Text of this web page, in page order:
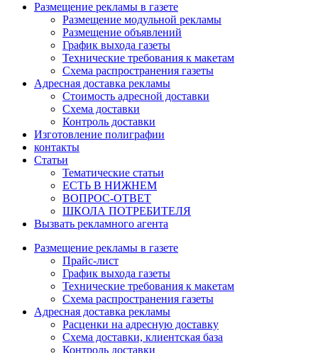
Размещение рекламы в газете
Размещение модульной рекламы
Размещение объявлений
График выхода газеты
Технические требования к макетам
Схема распространения газеты
Адресная доставка рекламы
Стоимость адресной доставки
Схема доставки
Контроль доставки
Изготовление полиграфии
контакты
Статьи
Тематические статьи
ЕСТЬ В НИЖНЕМ
ВОПРОС-ОТВЕТ
ШКОЛА ПОТРЕБИТЕЛЯ
Вызвать рекламного агента
Размещение рекламы в газете
Прайс-лист
График выхода газеты
Технические требования к макетам
Схема распространения газеты
Адресная доставка рекламы
Расценки на адресную доставку
Схема доставки, клиентская база
Контроль доставки